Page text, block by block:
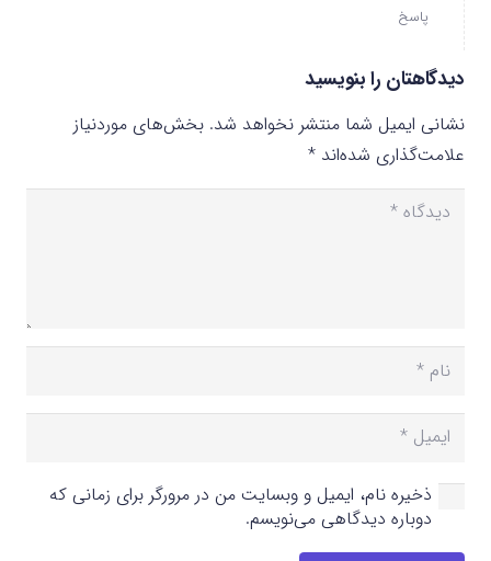
پاسخ
دیدگاهتان را بنویسید
نشانی ایمیل شما منتشر نخواهد شد. بخش‌های موردنیاز
علامت‌گذاری شده‌اند *
ذخیره نام، ایمیل و وبسایت من در مرورگر برای زمانی که
دوباره دیدگاهی می‌نویسم.